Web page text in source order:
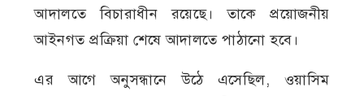
আদালতে বিচারাধীন রয়েছে। তাকে প্রয়োজনীয়
আইনগত প্রক্রিয়া শেষে আদালতে পাঠানো হবে।
এর আগে অনুসন্ধানে উঠে এসেছিল, ওয়াসিম